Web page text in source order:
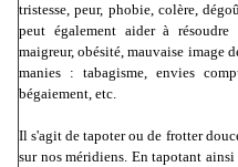
tristesse, peur, phobie, colère,
peut également aider à
maigreur, obésité, mauvaise image
manies : tabagisme, envies
bégaiement, etc.
Il s'agit de tapoter ou de frotter
sur nos méridiens. En tapotant